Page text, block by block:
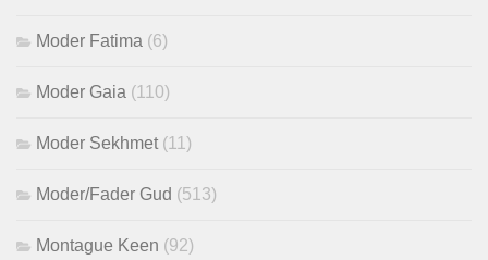
Moder Fatima (6)
Moder Gaia (110)
Moder Sekhmet (11)
Moder/Fader Gud (513)
Montague Keen (92)